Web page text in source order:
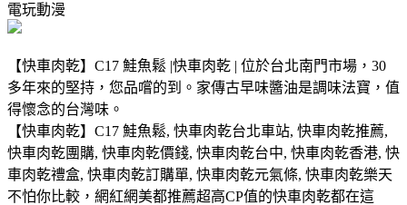
電玩動漫
【快車肉乾】C17 鮭魚鬆 |快車肉乾 | 位於台北南門市場，30
多年來的堅持，您品嚐的到。家傳古早味醬油是調味法寶，值
得懷念的台灣味。
【快車肉乾】C17 鮭魚鬆, 快車肉乾台北車站, 快車肉乾推薦,
快車肉乾團購, 快車肉乾價錢, 快車肉乾台中, 快車肉乾香港, 快
車肉乾禮盒, 快車肉乾訂購單, 快車肉乾元氣條, 快車肉乾樂天
不怕你比較，網紅網美都推薦超高CP值的快車肉乾都在這